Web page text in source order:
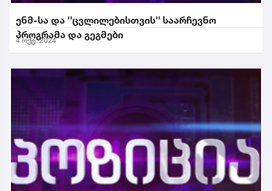
ენმ-სა და ''ცვლილებისთვის'' საარჩევნო
პროგრამა და გეგმები
4 ოქტ. 2024